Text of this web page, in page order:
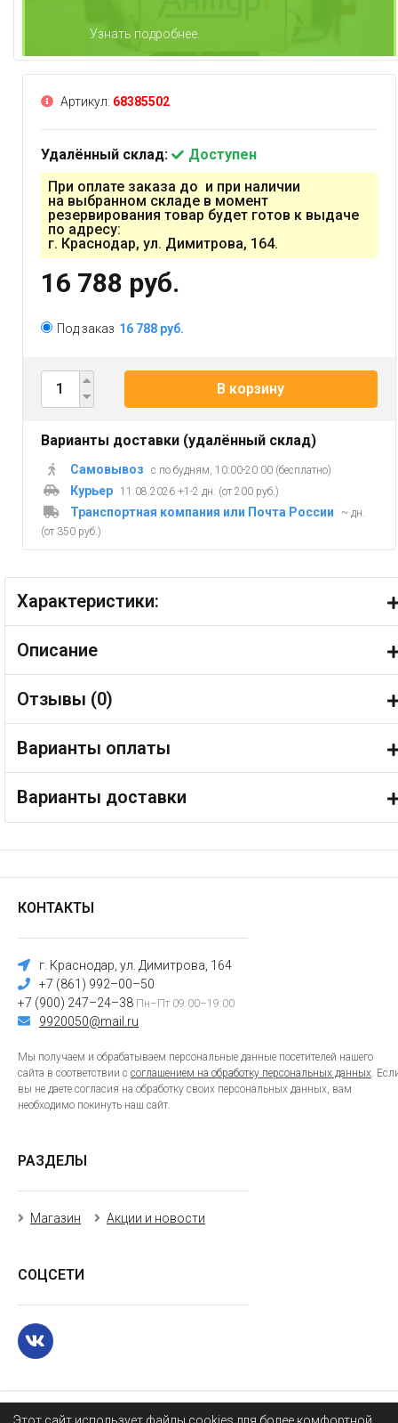
Узнать подробнее.
Артикул: 68385502
Удалённый склад:
Доступен
При оплате заказа до и при наличии
на выбранном складе в момент
резервирования товар будет готов к выдаче
по адресу:
г. Краснодар, ул. Димитрова, 164.
16 788 руб.
Под заказ 16 788 руб.
В корзину
Варианты доставки (удалённый склад)
Самовывоз с по будням, 10:00-20:00 (бесплатно)
Курьер 11.08.2026 +1-2 дн. (от 200 руб.)
Транспортная компания или Почта России
~ дн.
(от 350 руб.)
Характеристики:
Описание
Отзывы (0)
Варианты оплаты
Варианты доставки
КОНТАКТЫ
г. Краснодар, ул. Димитрова, 164
+7 (861) 992–00–50
+7 (900) 247–24–38 Пн–Пт 09:00–19:00
9920050@mail.ru
Мы получаем и обрабатываем персональные данные посетителей нашего
сайта в соответствии с соглашением на обработку персональных данных.
вы не даете согласия на обработку своих персональных данных, вам
необходимо покинуть наш сайт.
РАЗДЕЛЫ
Магазин Акции и новости
СОЦСЕТИ